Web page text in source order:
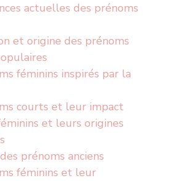
actuelles des prénoms
et origine des prénoms
féminins inspirés par la
courts et leur impact
et leurs origines
prénoms anciens
féminins et leur